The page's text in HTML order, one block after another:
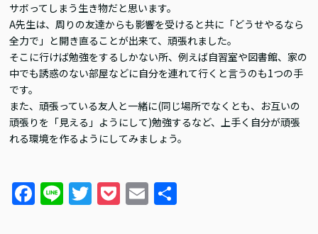
サボってしまう生き物だと思います。
A先生は、周りの友達からも影響を受けると共に「どうせやるなら
全力で」と開き直ることが出来て、頑張れました。
そこに行けば勉強をするしかない所、例えば自習室や図書館、家の
中でも誘惑のない部屋などに自分を連れて行くと言うのも1つの手
です。
また、頑張っている友人と一緒に(同じ場所でなくとも、お互いの
頑張りを「見える」ようにして)勉強するなど、上手く自分が頑張
れる環境を作るようにしてみましょう。
F
a
Li
n
T
w
P
o
E
m